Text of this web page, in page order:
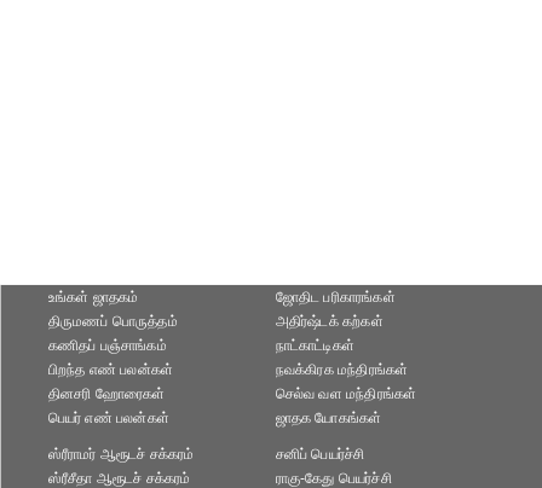
உங்கள் ஜாதகம்
திருமணப் பொருத்தம்
கணிதப் பஞ்சாங்கம்
ஜோதிட ப‌ரிகார‌ங்க‌ள்
அதிர்ஷ்டக் கற்கள்
நாட்காட்டிகள்
பிறந்த எண் பலன்கள்
தினசரி ஹோரைகள்
பெயர் எண் பலன்கள்
நவக்கிரக மந்திரங்கள்
செல்வ வள மந்திரங்கள்
ஜாதக யோகங்கள்
ஸ்ரீராமர் ஆரூடச் சக்கரம்
ஸ்ரீசீதா ஆரூடச் சக்கரம்
சனிப் பெயர்ச்சி
ராகு-கேது பெயர்ச்சி